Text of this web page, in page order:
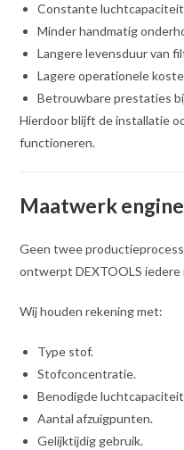
Constante
Minder handmatig
Langere levensduur van
Lagere operationele
Betrouwbare prestaties
Hierdoor blijft de installatie
functioneren.
Maatwerk
Geen twee
ontwerpt DEXTOOLS
Wij houden rekening met:
Type stof.
Stofconcentratie.
Benodigde luchtcapaciteit
Aantal afzuigpunten.
Gelijktijdig gebruik.